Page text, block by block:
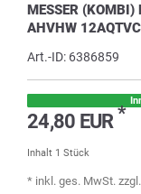
MESSER (KOMBI)
AHVHW
Art.-ID: 6386859
24,80 EUR*
Inhalt 1 Stück
* inkl. ges. MwSt. zzgl.